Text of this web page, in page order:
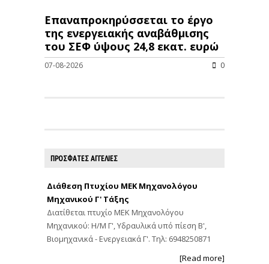
Επαναπροκηρύσσεται το έργο
της ενεργειακής αναβάθμισης
του ΣΕΦ ύψους 24,8 εκατ. ευρώ
07-08-2026 0
ΠΡΟΣΦΑΤΕΣ ΑΓΓΕΛΙΕΣ
Διάθεση Πτυχίου ΜΕΚ Μηχανολόγου
Μηχανικού Γ' Τάξης
Διατίθεται πτυχίο ΜΕΚ Μηχανολόγου
Μηχανικού: Η/Μ Γ', Υδραυλικά υπό πίεση Β',
Βιομηχανικά - Ενεργειακά Γ'. Τηλ: 6948250871
[Read more]